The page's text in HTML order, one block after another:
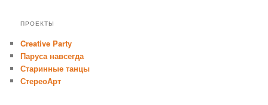
ПРОЕКТЫ
Creative Party
Паруса навсегда
Старинные танцы
СтереоАрт